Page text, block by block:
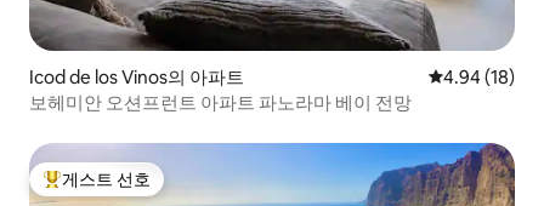
Icod de los Vinos의 아파트 평점 4.94점(5
4.94 (18)
보헤미안 오션프런트 아파트 파노라마 베이 전망
상위 게스트 선호
게스트 선호